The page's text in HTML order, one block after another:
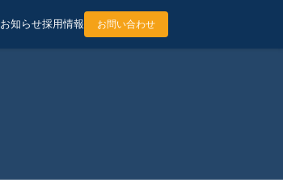
お知らせ採用情報 お問い合わせ